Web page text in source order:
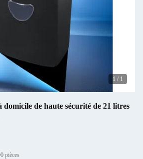
1 / 1
domicile de haute sécurité de 21 litres
pièces